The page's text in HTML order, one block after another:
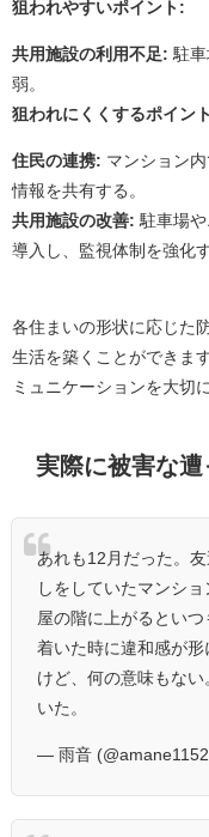
狙われやすいポイント:
共用施設の利用不足: 駐
弱。
狙われにくくするポイン
住民の連携: マンション
情報を共有する。
共用施設の改善: 駐車場
導入し、監視体制を強化す
各住まいの形状に応じた
生活を築くことができま
ミュニケーションを大切
実際に被害な
あれも12月だった。
しをしていたマンシ
屋の階に上がるとい
着いた時に違和感が
けど、何の意味もな
いた。
— 雨音